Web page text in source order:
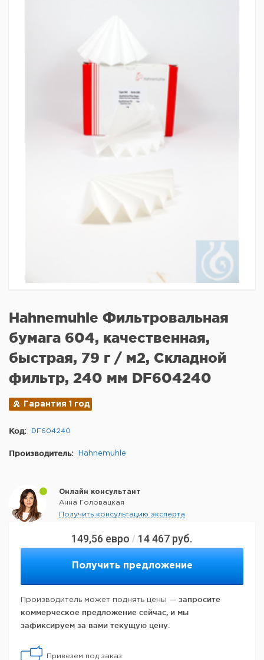
149,56 евро / 14 467 руб.
Получить предложение
Производитель может поднять цены — запросите
коммерческое предложение сейчас, и мы
зафиксируем за вами текущую цену.
Привезем под заказ
Hahnemuhle Фильтровальная
бумага 604, качественная,
быстрая, 79 г / м2, Складной
фильтр, 240 мм DF604240
Гарантия 1 год
Код: DF604240
Производитель: Hahnemuhle
Онлайн консультант
Анна Головацкая
Получить консультацию эксперта